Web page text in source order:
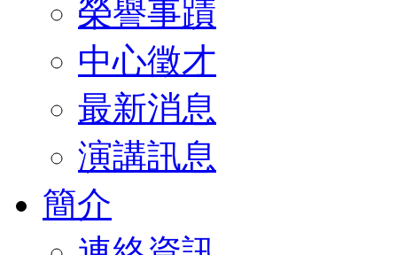
榮譽事蹟
中心徵才
最新消息
演講訊息
簡介